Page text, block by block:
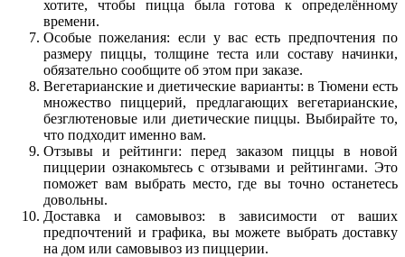
хотите, чтобы пицца была готова к определённому
времени.
Особые пожелания: если у вас есть предпочтения по
размеру пиццы, толщине теста или составу начинки,
обязательно сообщите об этом при заказе.
Вегетарианские и диетические варианты: в Тюмени есть
множество пиццерий, предлагающих вегетарианские,
безглютеновые или диетические пиццы. Выбирайте то,
что подходит именно вам.
Отзывы и рейтинги: перед заказом пиццы в новой
пиццерии ознакомьтесь с отзывами и рейтингами. Это
поможет вам выбрать место, где вы точно останетесь
довольны.
Доставка и самовывоз: в зависимости от ваших
предпочтений и графика, вы можете выбрать доставку
на дом или самовывоз из пиццерии.